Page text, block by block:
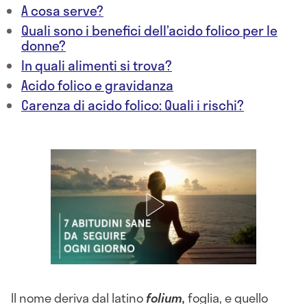
A cosa serve?
Quali sono i benefici dell’acido folico per le
donne?
In quali alimenti si trova?
Acido folico e gravidanza
Carenza di acido folico: Quali i rischi?
Il nome deriva dal latinofolium,foglia, e quello